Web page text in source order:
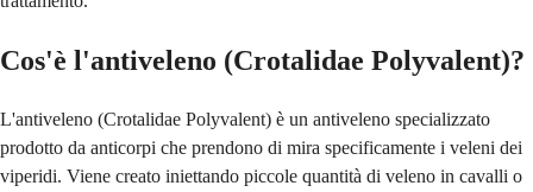
Cos'è l'antiveleno (Crotalidae Polyvalent)?
L'antiveleno (Crotalidae Polyvalent) è un antiveleno specializzato
prodotto da anticorpi che prendono di mira specificamente i veleni dei
viperidi. Viene creato iniettando piccole quantità di veleno in cavalli o